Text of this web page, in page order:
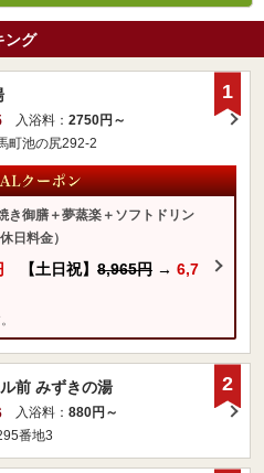
ング
入浴料： 2750円～
町池の尻292-2
き御膳＋夢蒸楽＋ソフトドリン
日料金）
【土日祝】 8,965円 → 6,7
1
前 みずきの湯
入浴料： 880円～
番地3
2